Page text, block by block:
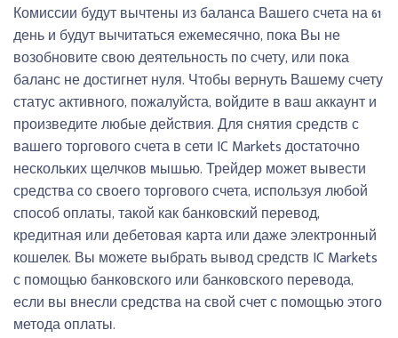
Комиссии будут вычтены из баланса Вашего счета на 61
день и будут вычитаться ежемесячно, пока Вы не
возобновите свою деятельность по счету, или пока
баланс не достигнет нуля. Чтобы вернуть Вашему счету
статус активного, пожалуйста, войдите в ваш аккаунт и
произведите любые действия. Для снятия средств с
вашего торгового счета в сети IC Markets достаточно
нескольких щелчков мышью. Трейдер может вывести
средства со своего торгового счета, используя любой
способ оплаты, такой как банковский перевод,
кредитная или дебетовая карта или даже электронный
кошелек. Вы можете выбрать вывод средств IC Markets
с помощью банковского или банковского перевода,
если вы внесли средства на свой счет с помощью этого
метода оплаты.